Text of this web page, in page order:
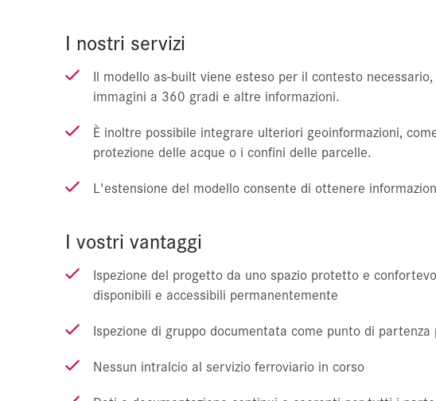
I nostri servizi
Il modello as-built viene esteso per il contesto
immagini a 360 gradi e altre informazioni.
È inoltre possibile integrare ulteriori geoinformazioni,
protezione delle acque o i confini delle parcelle.
L'estensione del modello consente di ottenere
I vostri vantaggi
Ispezione del progetto da uno spazio protetto e
disponibili e accessibili permanentemente
Ispezione di gruppo documentata come punto di
Nessun intralcio al servizio ferroviario in corso